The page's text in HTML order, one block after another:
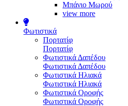
Μπάνιο Μωρού
view more
Φωτιστικά
Πορτατίφ
Πορτατίφ
Φωτιστικά Δαπέδου
Φωτιστικά Δαπέδου
Φωτιστικά Ηλιακά
Φωτιστικά Ηλιακά
Φωτιστικά Οροφής
Φωτιστικά Οροφής